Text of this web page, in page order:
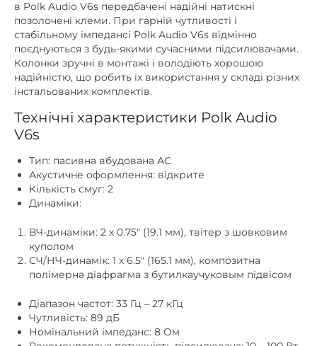
Цифровий оптичний немає
Цифровий коаксіальний немає
Установка Вбудована
Чутливість, дБ/Вт/м 89
немає
Функція Power Bank
поєднуються з будь-якими сучасними підсилювачами.
Колонки зручні в монтажі і володіють хорошою
надійністю, що робить їх використання у складі різних
інстальованих комплектів.
Технічні характеристики Polk Audio
V6s
Тип: пасивна вбудована АС
Акустичне оформлення: відкрите
Кількість смуг: 2
Динаміки:
ВЧ-динаміки: 2 х 0.75″ (19.1 мм), твітер з шовковим
куполом
СЧ/НЧ-динамік: 1 x 6.5″ (165.1 мм), композитна
полімерна діафрагма з бутилкаучуковым підвісом
Діапазон частот: 33 Гц – 27 кГц
Чутливість: 89 дБ
Номінальний імпеданс: 8 Ом
Рекомендована потужність підсилювача: 10 – 100 Вт
(стерео) / 10 – 200 Вт (об’ємний звук)
Форма: кругла